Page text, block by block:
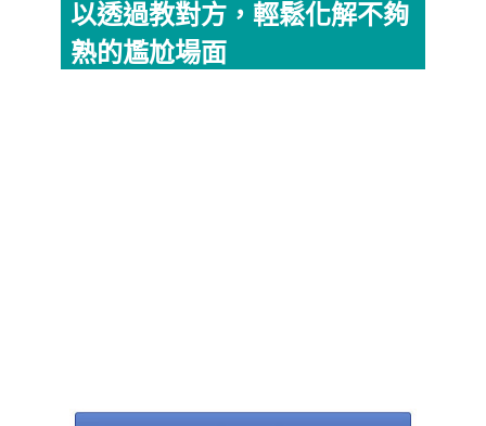
以透過教對方，輕鬆化解不夠
熟的尷尬場面